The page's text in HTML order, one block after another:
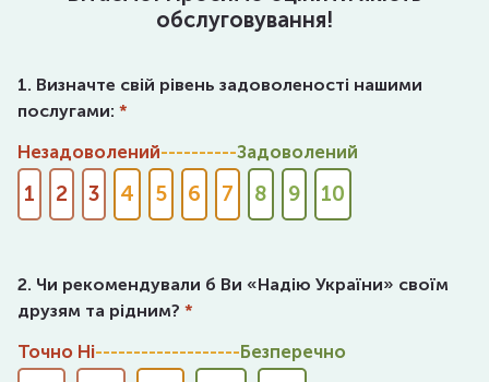
обслуговування!
1. Визначте свій рівень задоволеності нашими
послугами:*
1 2 3 4 5 6 7 8 9 10
Незадоволений Задоволений
2. Чи рекомендували б Ви «Надію України» своїм
друзям та рідним?*
Точно Ні Безперечно